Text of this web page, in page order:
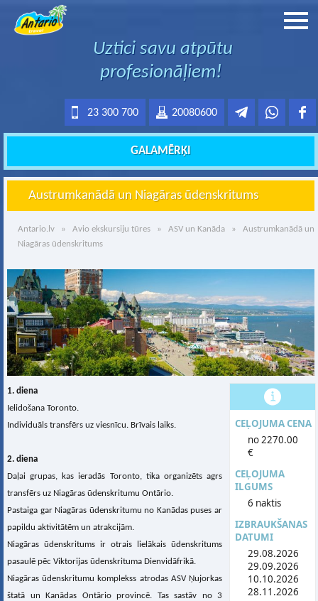
Uztici savu atpūtu
profesionāļiem!
20080600
23 300 700
GALAMĒRĶI
Austrumkanādā un Niagāras ūdenskritums
Antario.lv » Avio ekskursiju tūres » ASV un Kanāda » Austrumkanādā un
Niagāras ūdenskritums
CEĻOJUMA CENA
no 2270.00
€
CEĻOJUMA
ILGUMS
6 naktis
IZBRAUKŠANAS
DATUMI
29.08.2026
29.09.2026
10.10.2026
28.11.2026
1. diena
Ielidošana Toronto.
Individuāls transfērs uz viesnīcu. Brīvais laiks.
2. diena
Daļai grupas, kas ieradās Toronto, tika organizēts agrs
transfērs uz Niagāras ūdenskritumu Ontārio.
Pastaiga gar Niagāras ūdenskritumu no Kanādas puses ar
papildu aktivitātēm un atrakcijām.
Niagāras ūdenskritums ir otrais lielākais ūdenskritums
pasaulē pēc Viktorijas ūdenskrituma Dienvidāfrikā.
Niagāras ūdenskritumu komplekss atrodas ASV Ņujorkas
štatā un Kanādas Ontārio provincē. Tas sastāv no 3